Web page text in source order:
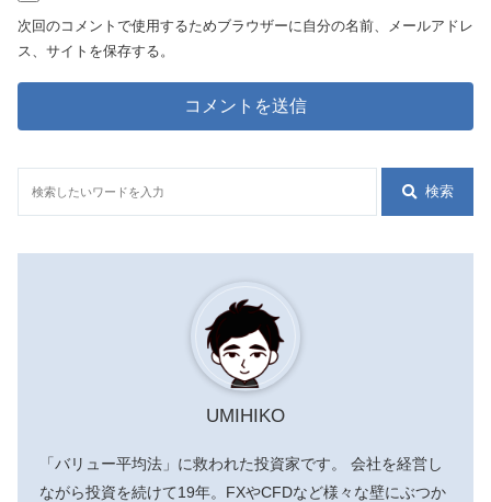
次回のコメントで使用するためブラウザーに自分の名前、メールアドレ
ス、サイトを保存する。
検索
UMIHIKO
「バリュー平均法」に救われた投資家です。 会社を経営し
ながら投資を続けて19年。FXやCFDなど様々な壁にぶつか